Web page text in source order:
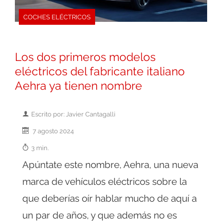
COCHES ELÉCTRICOS
Los dos primeros modelos
eléctricos del fabricante italiano
Aehra ya tienen nombre
Escrito por: Javier Cantagalli
7 agosto 2024
3 min.
Apúntate este nombre, Aehra, una nueva
marca de vehículos eléctricos sobre la
que deberías oír hablar mucho de aquí a
un par de años, y que además no es